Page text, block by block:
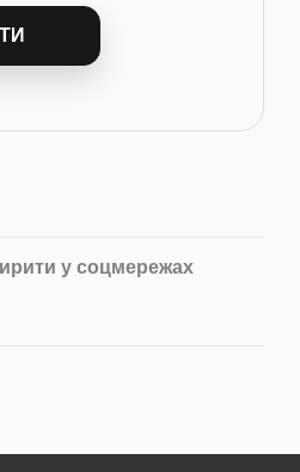
у соцмережах